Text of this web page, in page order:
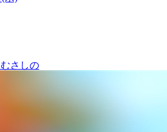
さしの